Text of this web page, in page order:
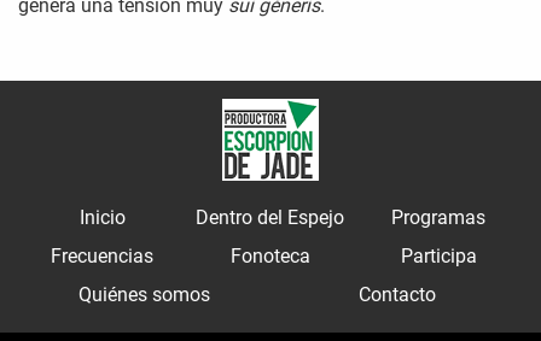
genera una tensión muy sui géneris.
Inicio Dentro del Espejo
Programas
Frecuencias
Fonoteca
Participa
Quiénes somos
Contacto